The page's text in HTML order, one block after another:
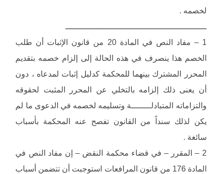
لخصمه .
ـــــــــــــــــــــــــــــــــــــــــــــــــــــــــ
1 – مفاد النص في المادة 20 من قانون الإثبات أن طلب
الخصم هذا ينصرف في هذه الحالة إلى إلزام خصمه بتقديم
المحرر المشترك بينهما للمحكمة كدليل إثبات لمدعاه ، دون
أن يعنى ذلك إلزامه بالتخلي عن المحرر المثبت لحقوقه
والتزاماته المتبادلــــــــة وتسليمه لخصمه في الدعوى ما لم
يكن لذلك سنداً من القانون تفصح عنه المحكمة بأسباب
سائغة .
2 – المقرر – في قضاء محكمة النقض – إن مفاد النص في
المادة 176 من قانون المرافعات استوجبت أن تتضمن أسباب